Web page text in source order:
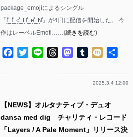
package_emojiによるシングル
「l͓̽_I͓̽_c͓̽_H͓̽_e͓̽_N͓̽」が4日に配信を開始した。 今
作はレーベルEmoti……(続きを読む)
Facebook
TwitterLine ThreadsMastodon
Tumblr
Mixi
2025.3.4 12:00
【NEWS】オルタナティブ・デュオ
dansa med dig チャリティ・レコード
「Layers / A Pale Moment」リリース決